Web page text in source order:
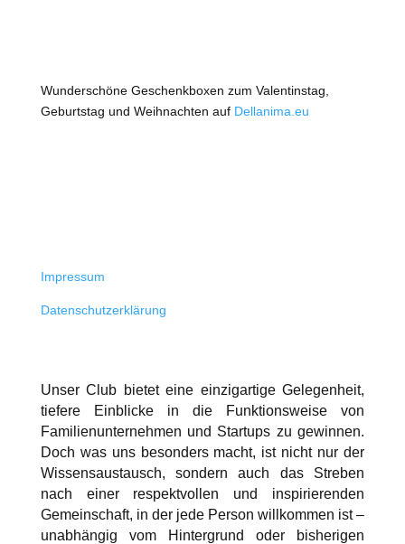
Wunderschöne Geschenkboxen zum Valentinstag,
Geburtstag und Weihnachten auf Dellanima.eu
Impressum
Datenschutzerklärung
Unser Club bietet eine einzigartige Gelegenheit,
tiefere Einblicke in die Funktionsweise von
Familienunternehmen und Startups zu gewinnen.
Doch was uns besonders macht, ist nicht nur der
Wissensaustausch, sondern auch das Streben
nach einer respektvollen und inspirierenden
Gemeinschaft, in der jede Person willkommen ist –
unabhängig vom Hintergrund oder bisherigen